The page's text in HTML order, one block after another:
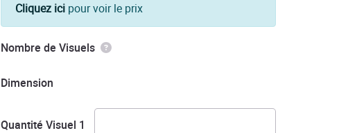
Cliquez icipour voir le prix
Nombre de Visuels
Dimension
Quantité Visuel 1